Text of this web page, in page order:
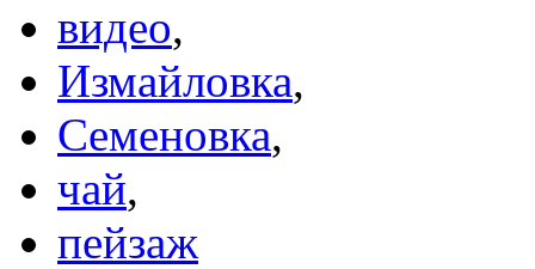
видео,
Измайловка,
Семеновка,
чай,
пейзаж